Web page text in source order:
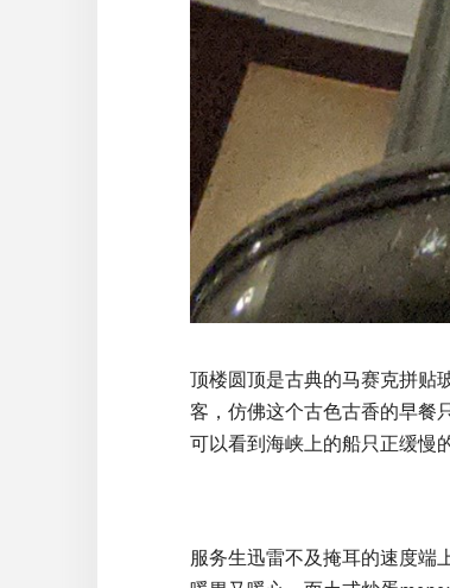
顶楼圆顶是古典的马赛克拼贴
客，仿佛这个古色古香的早餐
可以看到海峡上的船只正缓慢
服务生迅雷不及掩耳的速度端